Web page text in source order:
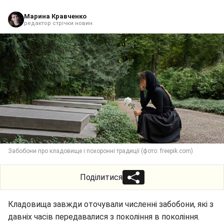
Марина Кравченко
редактор стрічки новин
Забобони про кладовище і похоронні традиції (фото: freepik.com)
Поділитися
Кладовища завжди оточували численні забобони, які з
давніх часів передавалися з покоління в покоління.